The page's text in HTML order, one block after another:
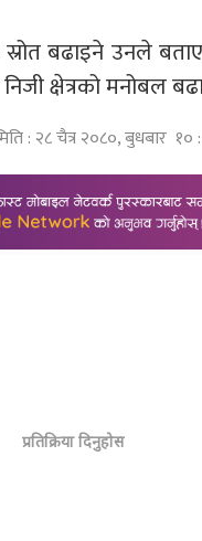
बढाइने उनले
क्षेत्रको मनोबल
: २८ चैत्र २०८०, बुधबार
प्रतिक्रिया दिनुहोस